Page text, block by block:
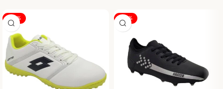
-25% -25%